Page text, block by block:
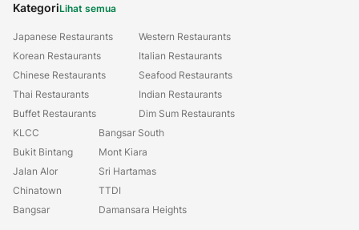
KategoriLihat semua
Japanese Restaurants
Korean Restaurants
Chinese Restaurants
Thai Restaurants
Buffet Restaurants
Western Restaurants
Italian Restaurants
Seafood Restaurants
Indian Restaurants
Dim Sum Restaurants
KLCC
Bukit Bintang
Jalan Alor
Chinatown
Bangsar
Bangsar South
Mont Kiara
Sri Hartamas
TTDI
Damansara Heights